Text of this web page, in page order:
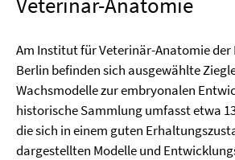
Am Institut für Veterinär-Anatomie
Berlin befinden sich ausgewählte
Wachsmodelle zur embryonalen
historische Sammlung umfasst etwa
die sich in einem guten
dargestellten Modelle und